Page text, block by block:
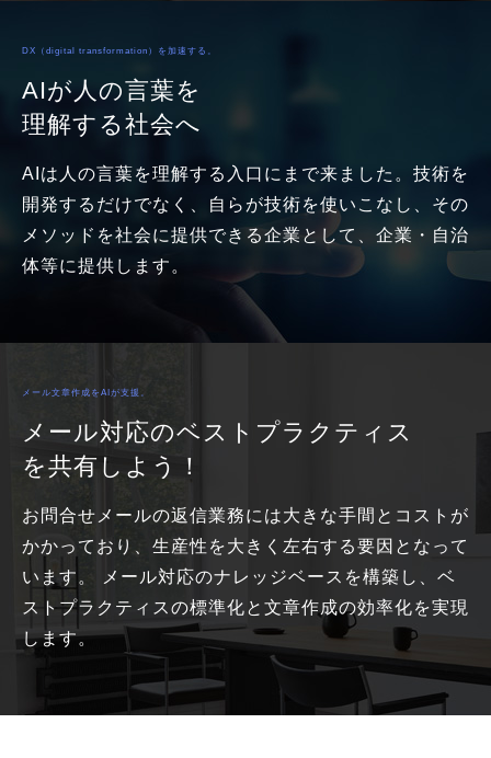
DX（digital transformation）を加速する。
AIが人の言葉を
理解する社会へ
AIは人の言葉を理解する入口にまで来ました。技術を
開発するだけでなく、自らが技術を使いこなし、その
メソッドを社会に提供できる企業として、企業・自治
体等に提供します。
メール文章作成をAIが支援。
メール対応のベストプラクティス
を共有しよう！
お問合せメールの返信業務には大きな手間とコストが
かかっており、生産性を大きく左右する要因となって
います。 メール対応のナレッジベースを構築し、ベ
ストプラクティスの標準化と文章作成の効率化を実現
します。